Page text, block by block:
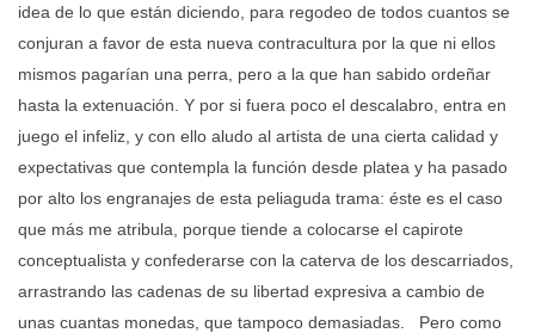
idea de lo que están diciendo, para regodeo de todos cuantos se
conjuran a favor de esta nueva contracultura por la que ni ellos
mismos pagarían una perra, pero a la que han sabido ordeñar
hasta la extenuación. Y por si fuera poco el descalabro, entra en
juego el infeliz, y con ello aludo al artista de una cierta calidad y
expectativas que contempla la función desde platea y ha pasado
por alto los engranajes de esta peliaguda trama: éste es el caso
que más me atribula, porque tiende a colocarse el capirote
conceptualista y confederarse con la caterva de los descarriados,
arrastrando las cadenas de su libertad expresiva a cambio de
unas cuantas monedas, que tampoco demasiadas. Pero como